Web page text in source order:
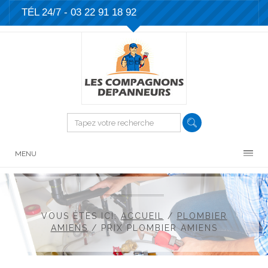
TÉL 24/7 - 03 22 91 18 92
MENU
VOUS ÊTES ICI:ACCUEIL /
PLOMBIER
AMIENS/ PRIX PLOMBIER AMIENS